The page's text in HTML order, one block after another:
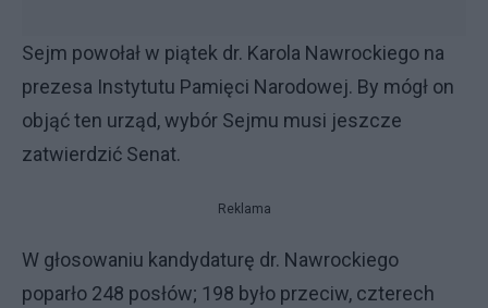
Sejm powołał w piątek dr. Karola Nawrockiego na
prezesa Instytutu Pamięci Narodowej. By mógł on
objąć ten urząd, wybór Sejmu musi jeszcze
zatwierdzić Senat.
Reklama
W głosowaniu kandydaturę dr. Nawrockiego
poparło 248 posłów; 198 było przeciw, czterech